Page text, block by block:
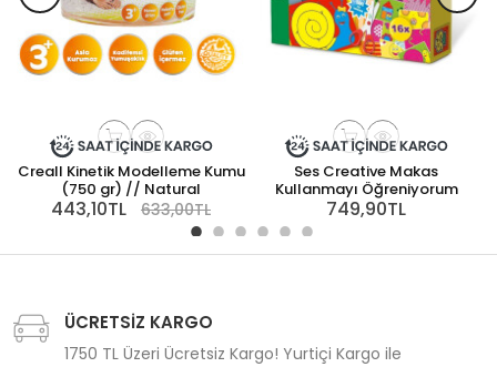
Creall Kinetik Modelleme Kumu
(750 gr) // Natural
443,10TL 633,00TL
Ses Creative Makas
Kullanmayı Öğreniyorum
749,90TL
ÜCRETSİZ KARGO
1750 TL Üzeri Ücretsiz Kargo! Yurtiçi Kargo ile